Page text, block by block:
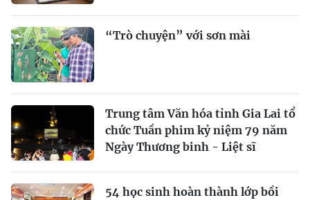
“Trò chuyện” với sơn mài
Trung tâm Văn hóa tỉnh Gia Lai tổ
chức Tuần phim kỷ niệm 79 năm
Ngày Thương binh - Liệt sĩ
54 học sinh hoàn thành lớp bồi